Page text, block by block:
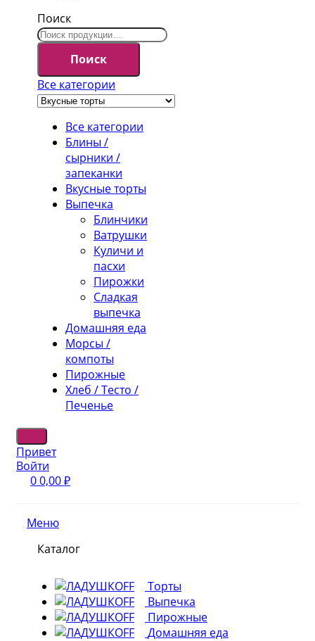
Поиск
Поиск
Все категории
Все категории
Блины /
сырники /
запеканки
Вкусные торты
Выпечка
Блинчики
Ватрушки
Куличи и
пасхи
Пирожки
Сладкая
выпечка
Домашняя еда
Морсы /
компоты
Пирожные
Хлеб / Тесто /
Печенье
Привет
Войти
00,00₽
Меню
Каталог
Торты
Выпечка
Пирожные
Домашняя еда